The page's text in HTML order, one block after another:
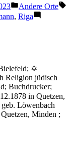
Veröffentlicht
in
Andere Orte
, Riga
✡
Religion jüdisch
Buchdrucker;
in Quetzen,
Löwenbach
Minden ;